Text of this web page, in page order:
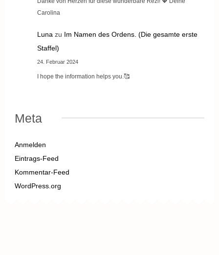
Carolina
Luna zu Im Namen des Ordens. (Die gesamte erste
Staffel)
24. Februar 2024
I hope the information helps you.🥰
Meta
Anmelden
Eintrags-Feed
Kommentar-Feed
WordPress.org